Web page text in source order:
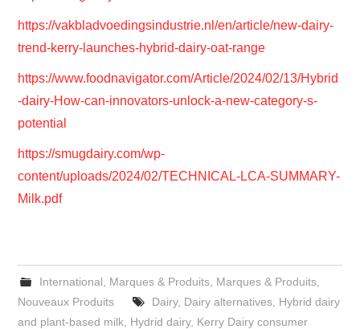
https://vakbladvoedingsindustrie.nl/en/article/new-dairy-
trend-kerry-launches-hybrid-dairy-oat-range
https://www.foodnavigator.com/Article/2024/02/13/Hybrid
-dairy-How-can-innovators-unlock-a-new-category-s-
potential
https://smugdairy.com/wp-
content/uploads/2024/02/TECHNICAL-LCA-SUMMARY-
Milk.pdf
International Marques & Produits, Marques & Produits,
Nouveaux Produits
Dairy, Dairy alternatives, Hybrid dairy
and plant-based milk Hydrid dairy, Kerry Dairy consumer